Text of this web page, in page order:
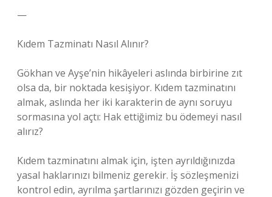
—
Kıdem Tazminatı Nasıl Alınır?
Gökhan ve Ayşe’nin hikâyeleri aslında birbirine zıt
olsa da, bir noktada kesişiyor. Kıdem tazminatını
almak, aslında her iki karakterin de aynı soruyu
sormasına yol açtı: Hak ettiğimiz bu ödemeyi nasıl
alırız?
Kıdem tazminatını almak için, işten ayrıldığınızda
yasal haklarınızı bilmeniz gerekir. İş sözleşmenizi
kontrol edin, ayrılma şartlarınızı gözden geçirin ve